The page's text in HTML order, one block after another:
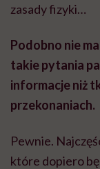
zasady fizyki…
Podobno nie
takie pytania
informacje niż
przekonaniach.
Pewnie.
które dopiero